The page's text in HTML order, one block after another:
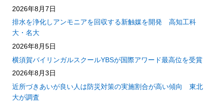
2026年8月7日
排水を浄化しアンモニアを回収する新触媒を開発 高知工科
大・名大
2026年8月5日
横須賀バイリンガルスクールYBSが国際アワード最高位を受賞
2026年8月3日
近所づきあいが良い人は防災対策の実施割合が高い傾向 東北
大が調査